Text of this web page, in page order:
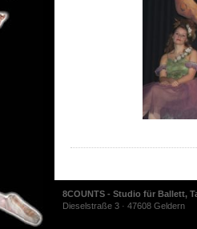
8COUNTS - Studio für Ballett,
Dieselstraße 3 · 47608 Geldern